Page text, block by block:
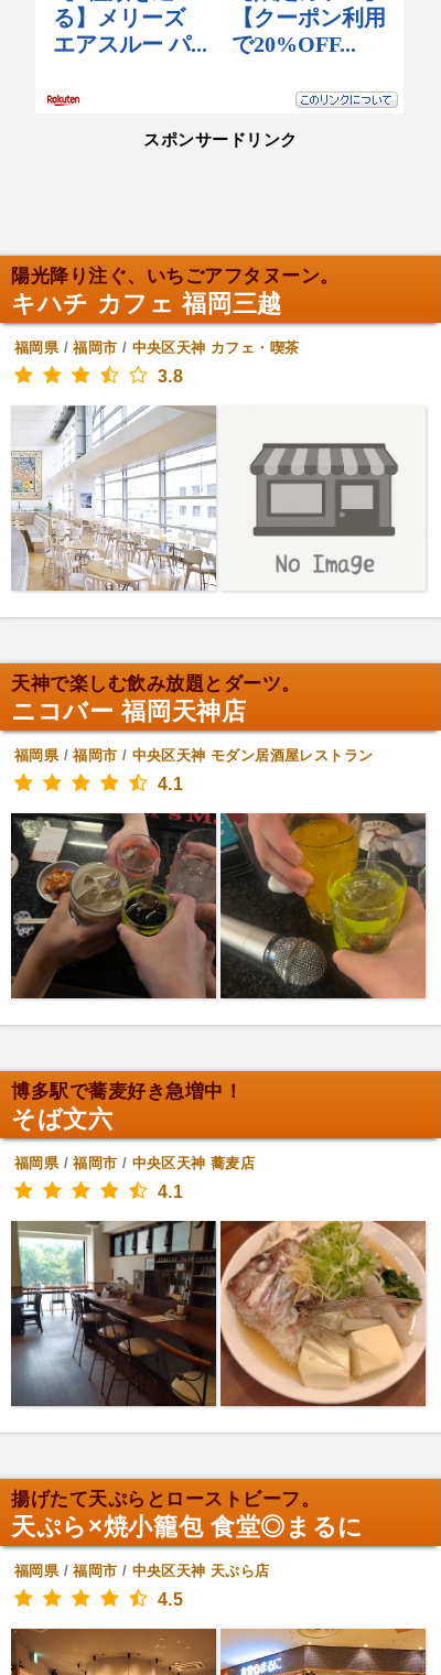
スポンサードリンク
陽光降り注ぐ、いちごアフタヌーン。
キハチ カフェ 福岡三越
福岡県/福岡市 / 中央区天神 カフェ・喫茶
3.8
天神で楽しむ飲み放題とダーツ。
ニコバー 福岡天神店
福岡県/福岡市 / 中央区天神 モダン居酒屋レストラン
4.1
博多駅で蕎麦好き急増中！
そば文六
福岡県/福岡市 / 中央区天神 蕎麦店
4.1
揚げたて天ぷらとローストビーフ。
天ぷら×焼小籠包 食堂◎まるに
福岡県/福岡市 / 中央区天神 天ぷら店
4.5